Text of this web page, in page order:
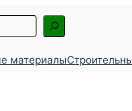
материалы